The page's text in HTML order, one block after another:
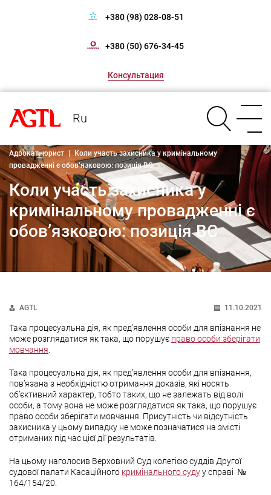
+380 (98) 028-08-51
+380 (50) 676-34-45
Консультация
Ru
Адвокат, юрист
Коли участь захисника у кримінальному
провадженні є обов’язковою: позиція ВС
Коли участь захисника у
кримінальному провадженні є
обов’язковою: позиція ВС
AGTL 11.10.2021
Така процесуальна дія, як пред’явлення особи для впізнання не
може розглядатися як така, що порушує право особи зберігати
мовчання
Така процесуальна дія, як пред’явлення особи для впізнання,
пов’язана з необхідністю отримання доказів, які носять
об’єктивний характер, тобто таких, що не залежать від волі
особи, а тому вона не може розглядатися як така, що порушує
право особи зберігати мовчання. Присутність чи відсутність
захисника у цьому випадку не може позначатися на змісті
отриманих під час цієї дії результатів.
На цьому наголосив Верховний Суд колегією суддів Другої
судової палати Касаційного кримінального судуу справі №
164/154/20.